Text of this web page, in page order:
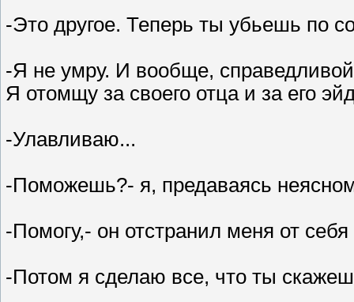
-Это другое. Теперь ты убьешь по
-Я не умру. И вообще,
Я отомщу за своего отца и за его
-Улавливаю...
-Поможешь?- я, предаваясь
-Помогу,- он отстранил меня от
-Потом я сделаю все, что ты